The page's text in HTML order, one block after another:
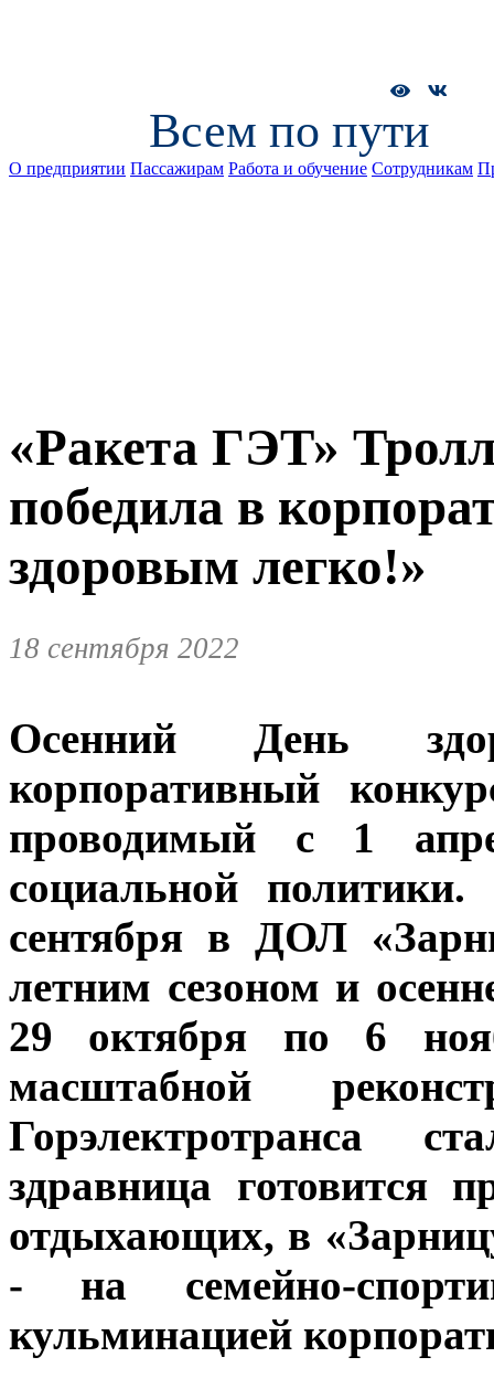
Всем по пути
О предприятии Пассажирам Работа и обучение Сотрудникам
«Ракета ГЭТ»
победила в
здоровым легко!»
18 сентября 2022
Осенний День
корпоративный
проводимый с 1
социальной политики.
сентября в ДОЛ
летним сезоном и
29 октября по 6
масштабной
Горэлектротранса
здравница готовится
отдыхающих, в
- на семейно-
кульминацией